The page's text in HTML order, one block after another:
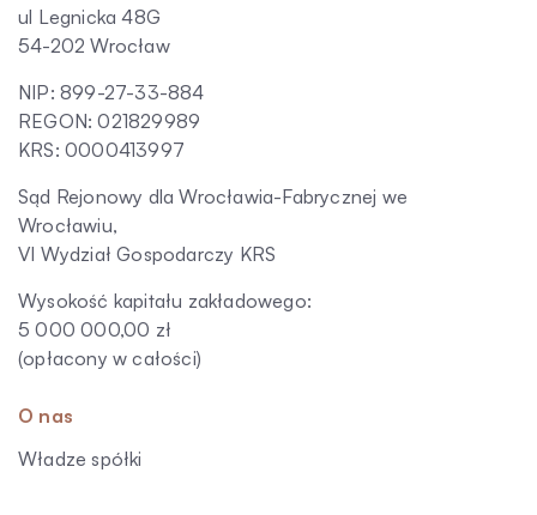
ul Legnicka 48G
54-202 Wrocław
NIP: 899-27-33-884
REGON: 021829989
KRS: 0000413997
Sąd Rejonowy dla Wrocławia-Fabrycznej we
Wrocławiu,
VI Wydział Gospodarczy KRS
Wysokość kapitału zakładowego:
5 000 000,00 zł
(opłacony w całości)
O nas
Władze spółki